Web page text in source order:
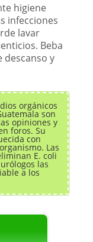
higiene
infecciones
lavar
Beba
descanso y
orgánicos
son
opiniones y
foros. Su
con
Las
E. coli
las
a los